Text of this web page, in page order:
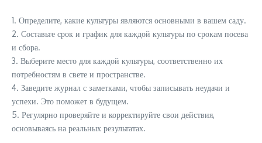
1. Определите, какие культуры являются основными в вашем саду.
2. Составьте срок и график для каждой культуры по срокам посева
и сбора.
3. Выберите место для каждой культуры, соответственно их
потребностям в свете и пространстве.
4. Заведите журнал с заметками, чтобы записывать неудачи и
успехи. Это поможет в будущем.
5. Регулярно проверяйте и корректируйте свои действия,
основываясь на реальных результатах.